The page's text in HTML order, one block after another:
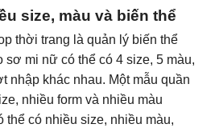
size, màu và biến thể
thời trang là quản lý biến thể
sơ mi nữ có thể có 4 size, 5 màu,
nhập khác nhau. Một mẫu quần
nhiều form và nhiều màu
thể có nhiều size, nhiều màu,